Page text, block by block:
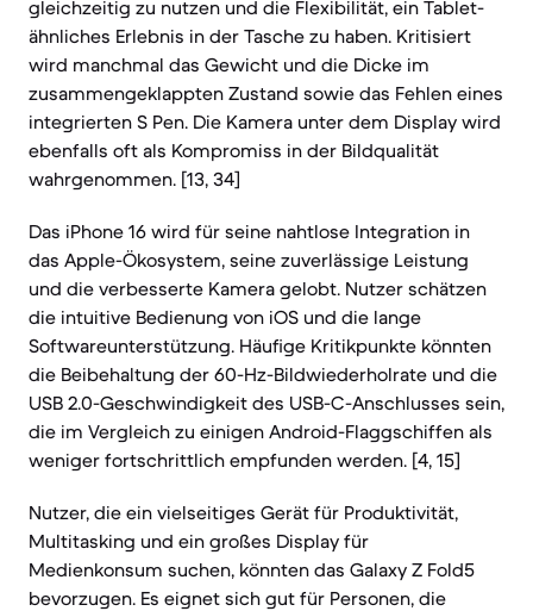
gleichzeitig zu nutzen und die Flexibilität, ein Tablet-
ähnliches Erlebnis in der Tasche zu haben. Kritisiert
wird manchmal das Gewicht und die Dicke im
zusammengeklappten Zustand sowie das Fehlen eines
integrierten S Pen. Die Kamera unter dem Display wird
ebenfalls oft als Kompromiss in der Bildqualität
wahrgenommen. [13, 34]
Das iPhone 16 wird für seine nahtlose Integration in
das Apple-Ökosystem, seine zuverlässige Leistung
und die verbesserte Kamera gelobt. Nutzer schätzen
die intuitive Bedienung von iOS und die lange
Softwareunterstützung. Häufige Kritikpunkte könnten
die Beibehaltung der 60-Hz-Bildwiederholrate und die
USB 2.0-Geschwindigkeit des USB-C-Anschlusses sein,
die im Vergleich zu einigen Android-Flaggschiffen als
weniger fortschrittlich empfunden werden. [4, 15]
Nutzer, die ein vielseitiges Gerät für Produktivität,
Multitasking und ein großes Display für
Medienkonsum suchen, könnten das Galaxy Z Fold5
bevorzugen. Es eignet sich gut für Personen, die